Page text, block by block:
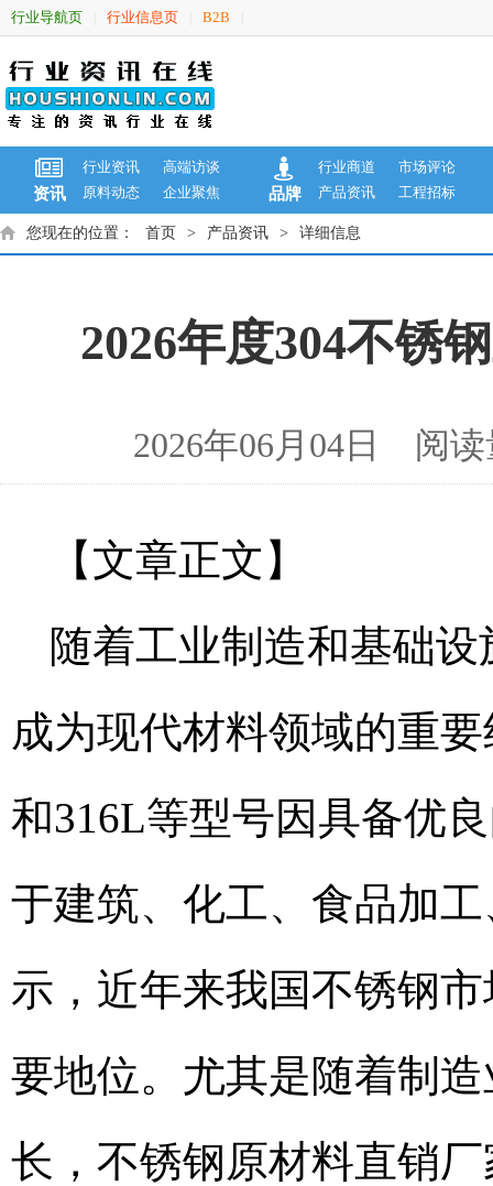
行业导航页 行业信息页 B2B
资讯
行业资讯
高端访谈
原料动态
企业聚焦 品牌
行业商道
市场评论
产品资讯
工程招标
您现在的位置： 首页 > 产品资讯 > 详细信息
2026年度304不锈
2026年06月04日 阅
【文章正文】
随着工业制造和基础
成为现代材料领域的重
和316L等型号因具备优
于建筑、化工、食品加
示，近年来我国不锈钢
要地位。尤其是随着制
长，不锈钢原材料直销